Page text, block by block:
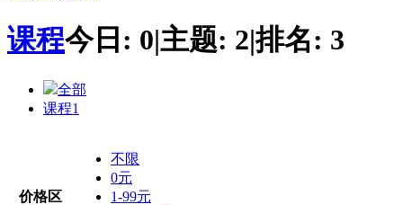
课程今日: 0|主题: 2|排名: 3
全部
课程1
价格区
不限
0元
1-99元